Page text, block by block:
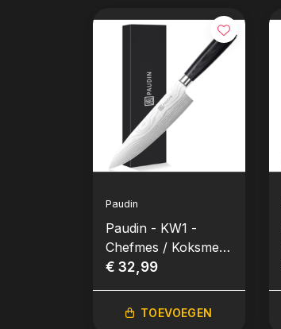
Paudin
Paudin - KW1 -
Chefmes / Koksmes
(20,5 cm / 8”)
€ 32,99
TOEVOEGEN